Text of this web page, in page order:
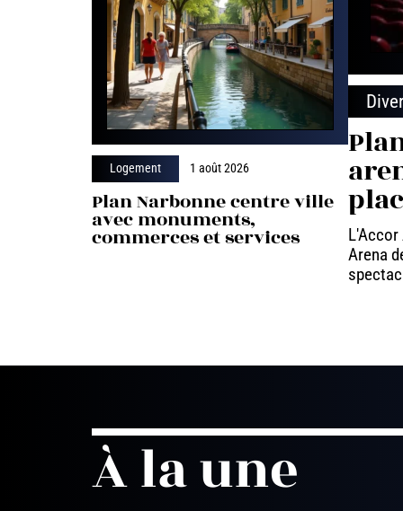
Logement 1 août 2026
Plan Narbonne centre ville
avec monuments,
commerces et services
L'Accor
Arena
À la une